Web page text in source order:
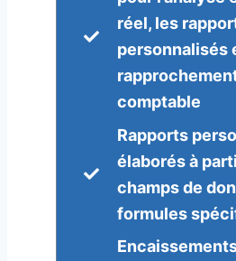
réel, les
personnalisés
comptable
Rapports
élaborés à
champs de
formules